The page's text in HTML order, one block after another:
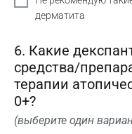
дерматита
6. Какие
средства/
терапии
0+?
(выберите один